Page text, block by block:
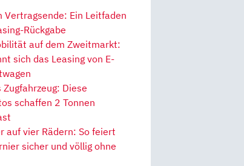
Vertragsende: Ein Leitfaden
Rückgabe
auf dem Zweitmarkt:
sich das Leasing von E-
Zugfahrzeug: Diese
schaffen 2 Tonnen
auf vier Rädern: So feiert
sicher und völlig ohne